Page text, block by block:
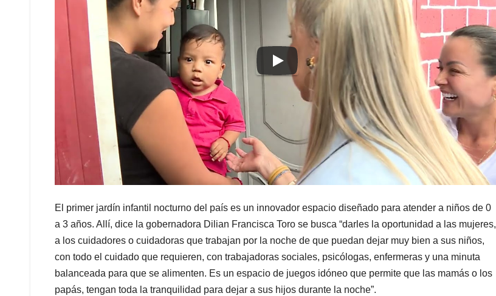
El primer jardín infantil nocturno del país es un innovador espacio diseñado para atender a niños de 0
a 3 años. Allí, dice la gobernadora Dilian Francisca Toro se busca “darles la oportunidad a las mujeres,
a los cuidadores o cuidadoras que trabajan por la noche de que puedan dejar muy bien a sus niños,
con todo el cuidado que requieren, con trabajadoras sociales, psicólogas, enfermeras y una minuta
balanceada para que se alimenten. Es un espacio de juegos idóneo que permite que las mamás o los
papás, tengan toda la tranquilidad para dejar a sus hijos durante la noche”.